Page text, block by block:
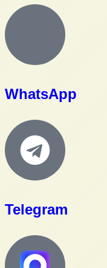
WhatsApp
Telegram